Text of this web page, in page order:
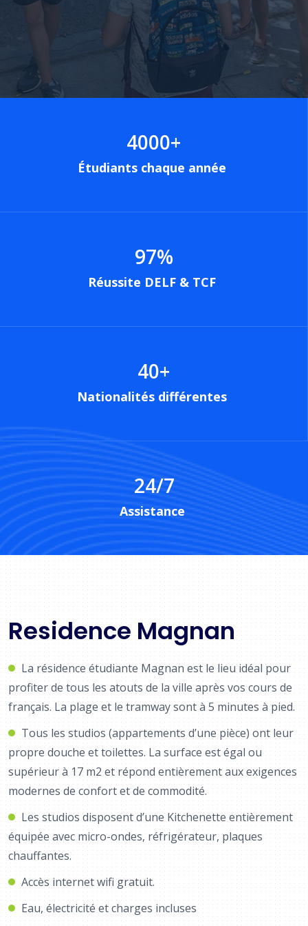
Étudiants chaque année
4000+
Réussite DELF & TCF
97%
Nationalités différentes
40+
Assistance
24/7
Residence Magnan
La résidence étudiante Magnan est le lieu idéal pour
profiter de tous les atouts de la ville après vos cours de
français. La plage et le tramway sont à 5 minutes à pied.
Tous les studios (appartements d’une pièce) ont leur
propre douche et toilettes. La surface est égal ou
supérieur à 17 m2 et répond entièrement aux exigences
modernes de confort et de commodité.
Les studios disposent d’une Kitchenette entièrement
équipée avec micro-ondes, réfrigérateur, plaques
chauffantes.
Accès internet wifi gratuit.
Eau, électricité et charges incluses